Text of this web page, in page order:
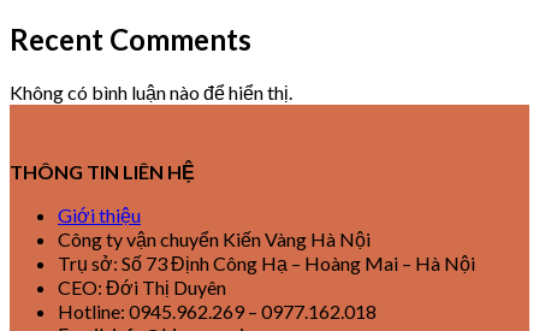
Recent Comments
Không có bình luận nào để hiển thị.
THÔNG TIN LIÊN HỆ
Giới thiệu
Công ty vận chuyển Kiến Vàng Hà Nội
Trụ sở: Số 73 Định Công Hạ – Hoàng Mai – Hà Nội
CEO: Đới Thị Duyên
Hotline: 0945.962.269 – 0977.162.018